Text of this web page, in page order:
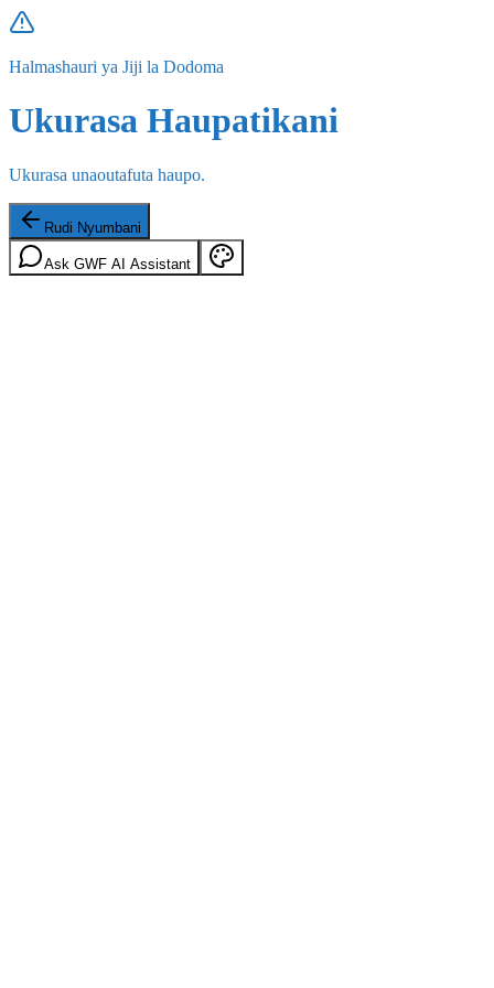
Halmashauri ya Jiji la Dodoma
Ukurasa Haupatikani
Ukurasa unaoutafuta haupo.
Rudi Nyumbani
Ask GWF AI Assistant